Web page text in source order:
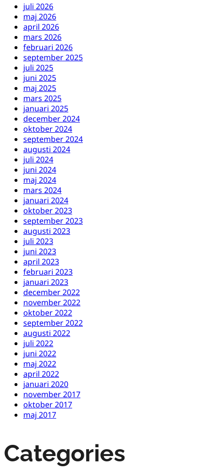
juli 2026
maj 2026
april 2026
mars 2026
februari 2026
september 2025
juli 2025
juni 2025
maj 2025
mars 2025
januari 2025
december 2024
oktober 2024
september 2024
augusti 2024
juli 2024
juni 2024
maj 2024
mars 2024
januari 2024
oktober 2023
september 2023
augusti 2023
juli 2023
juni 2023
april 2023
februari 2023
januari 2023
december 2022
november 2022
oktober 2022
september 2022
augusti 2022
juli 2022
juni 2022
maj 2022
april 2022
januari 2020
november 2017
oktober 2017
maj 2017
Categories